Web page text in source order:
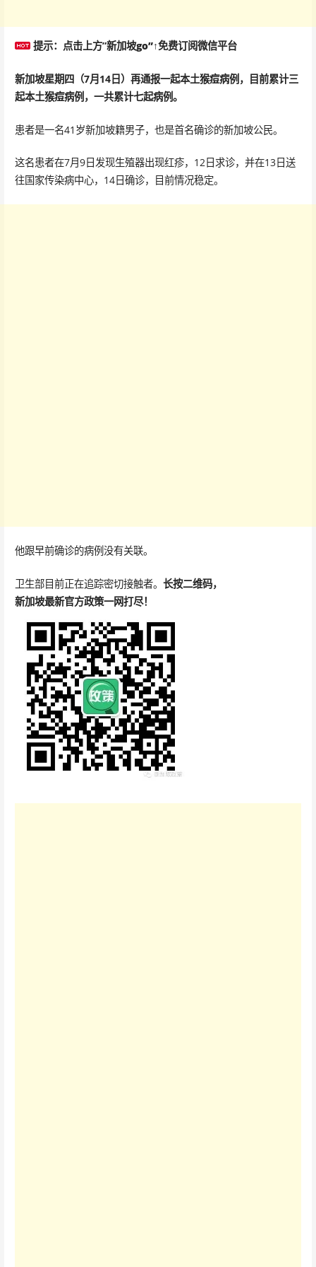
提示：点击上方”新加坡go”↑免费订阅微信平台
新加坡星期四（7月14日）再通报一起本土猴痘病例，目前累计三
起本土猴痘病例，一共累计七起病例。
患者是一名41岁新加坡籍男子，也是首名确诊的新加坡公民。
这名患者在7月9日发现生殖器出现红疹，12日求诊，并在13日送
往国家传染病中心，14日确诊，目前情况稳定。
他跟早前确诊的病例没有关联。
卫生部目前正在追踪密切接触者。 长按二维码，
新加坡最新官方政策一网打尽！